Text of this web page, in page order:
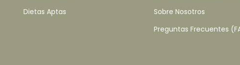
Dietas Aptas
Sobre Nosotros
Preguntas Frecuentes